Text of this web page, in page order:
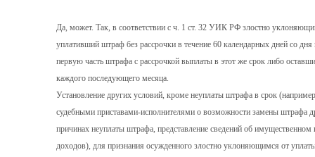
Да, может. Так, в соответствии с ч. 1 ст. 32 УИК РФ злостно
уплативший штраф без рассрочки в течение 60 календарных дней со
первую часть штрафа с рассрочкой выплаты в этот же срок либо
каждого последующего месяца.
Установление других условий, кроме неуплаты штрафа в срок
судебными приставами-исполнителями о возможности замены штрафа
причинах неуплаты штрафа, представление сведений об
доходов), для признания осужденного злостно уклоняющимся от